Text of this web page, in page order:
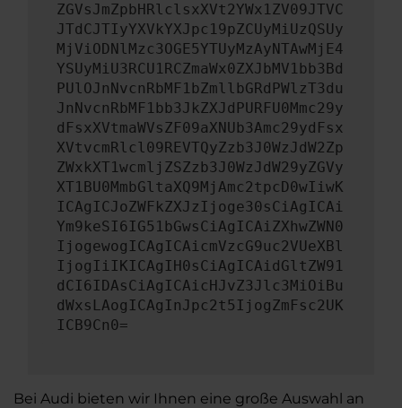
ZGVsJmZpbHRlclsxXVt2YWx1ZV09JTVC
JTdCJTIyYXVkYXJpc19pZCUyMiUzQSUy
MjViODNlMzc3OGE5YTUyMzAyNTAwMjE4
YSUyMiU3RCU1RCZmaWx0ZXJbMV1bb3Bd
PUlOJnNvcnRbMF1bZmllbGRdPWlzT3du
JnNvcnRbMF1bb3JkZXJdPURFU0Mmc29y
dFsxXVtmaWVsZF09aXNUb3Amc29ydFsx
XVtvcmRlcl09REVTQyZzb3J0WzJdW2Zp
ZWxkXT1wcmljZSZzb3J0WzJdW29yZGVy
XT1BU0MmbGltaXQ9MjAmc2tpcD0wIiwK
ICAgICJoZWFkZXJzIjoge30sCiAgICAi
Ym9keSI6IG51bGwsCiAgICAiZXhwZWN0
IjogewogICAgICAicmVzcG9uc2VUeXBl
IjogIiIKICAgIH0sCiAgICAidGltZW91
dCI6IDAsCiAgICAicHJvZ3Jlc3MiOiBu
dWxsLAogICAgInJpc2t5IjogZmFsc2UK
ICB9Cn0=
Bei Audi bieten wir Ihnen eine große Auswahl an